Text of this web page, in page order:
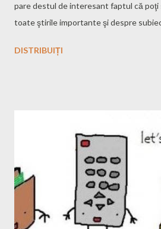
pare destul de interesant faptul că poţi
toate ştirile importante şi despre
butonul de editare (cu roşu în imagine)
DISTRIBUIȚI